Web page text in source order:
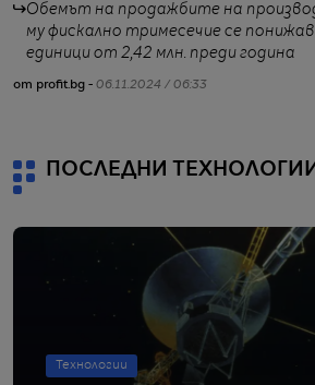
Обемът на продажбите на
му фискално тримесечие се
единици от 2,42 млн. преди година
от profit.bg - 06.11.2024 / 06:33
ПОСЛЕДНИ ТЕХНОЛОГИИ
Технологии